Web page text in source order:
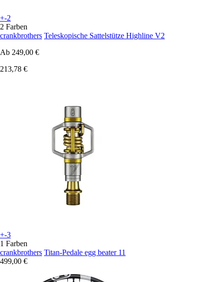
+-2
2 Farben
crankbrothers Teleskopische Sattelstütze Highline V2
Ab 249,00 €
213,78 €
+-3
1 Farben
crankbrothers Titan-Pedale egg beater 11
499,00 €